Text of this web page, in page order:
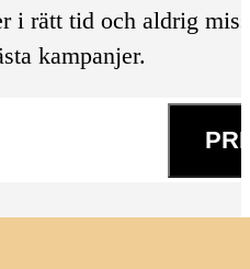
i rätt tid och aldrig
kampanjer.